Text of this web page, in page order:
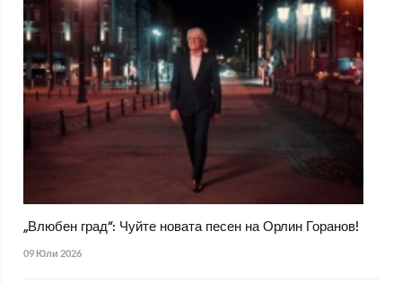
„Влюбен град“: Чуйте новата песен на Орлин Горанов!
09 Юли 2026